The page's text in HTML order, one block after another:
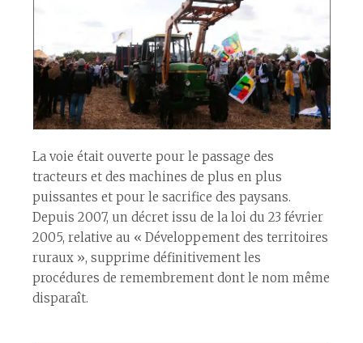
La voie était ouverte pour le passage des
tracteurs et des machines de plus en plus
puissantes et pour le sacrifice des paysans.
Depuis 2007, un décret issu de la loi du 23 février
2005, relative au « Développement des territoires
ruraux », supprime définitivement les
procédures de remembrement dont le nom même
disparaît.